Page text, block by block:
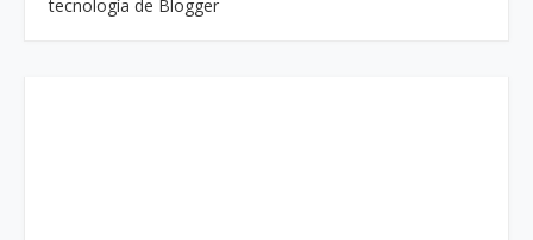
tecnología de Blogger